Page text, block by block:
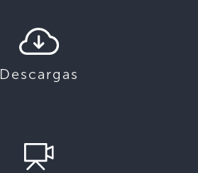
Descargas